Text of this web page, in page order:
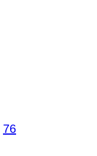
76